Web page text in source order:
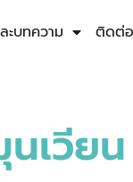
ะบทความ ติดต่อ
เวียน